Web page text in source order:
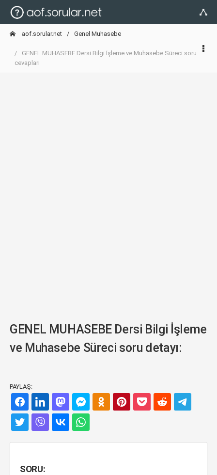
aof.sorular.net Genel Muhasebe
GENEL MUHASEBE Dersi Bilgi İşleme ve Muhasebe Süreci soru
cevapları
GENEL MUHASEBE Dersi Bilgi İşleme
ve Muhasebe Süreci soru detayı:
PAYLAŞ:
SORU: